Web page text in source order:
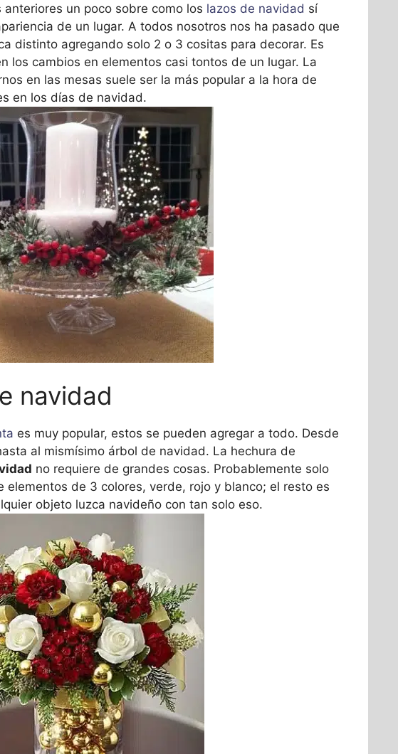
un poco sobre como los lazos de navidad sí
de un lugar. A todos nosotros nos ha pasado que
distinto agregando solo 2 o 3 cositas para decorar. Es
los cambios en elementos casi tontos de un lugar. La
en las mesas suele ser la más popular a la hora de
en los días de navidad.
navidad
es muy popular, estos se pueden agregar a todo. Desde
al mismísimo árbol de navidad. La hechura de
no requiere de grandes cosas. Probablemente solo
elementos de 3 colores, verde, rojo y blanco; el resto es
objeto luzca navideño con tan solo eso.